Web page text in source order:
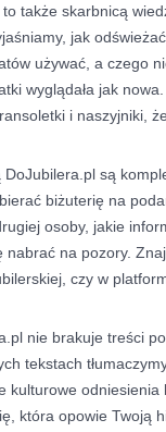
także skarbnicą
jak
używać, a czego
wyglądała jak
i naszyjniki,
DoJubilera.pl są
biżuterię na
osoby, jakie
nabrać na pozory.
czy w
nie brakuje treści
tekstach
kulturowe
która opowie Twoją